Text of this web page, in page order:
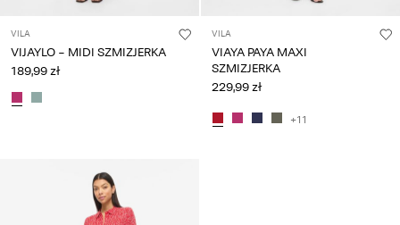
VILA
VIJAYLO - MIDI SZMIZJERKA
189,99 zł
VILA
VIAYA PAYA MAXI
SZMIZJERKA
229,99 zł
+11